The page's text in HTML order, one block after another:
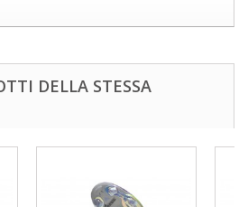
DELLA STESSA